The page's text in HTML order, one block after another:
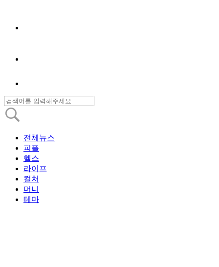
전체뉴스
피플
헬스
라이프
컬처
머니
테마